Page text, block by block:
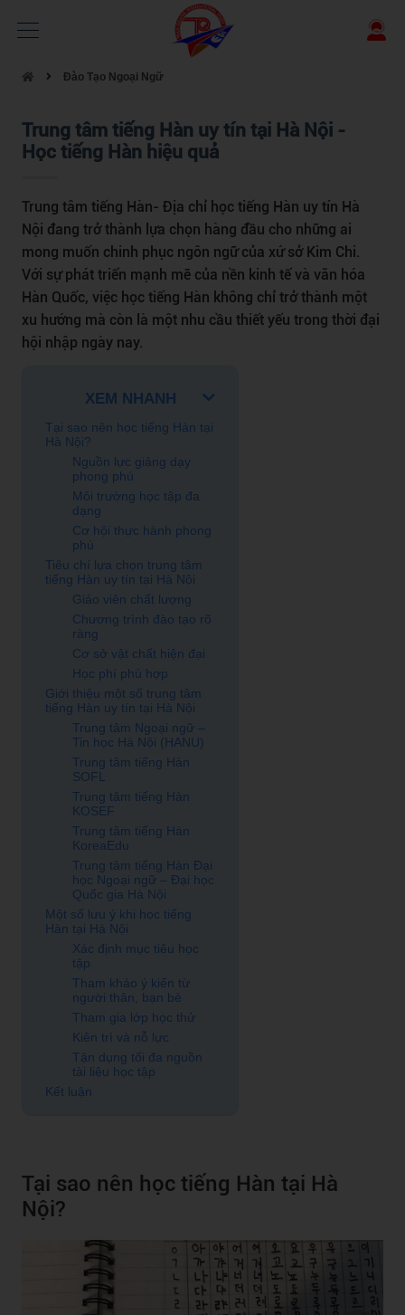
Đào Tạo Ngoại Ngữ
Trung tâm tiếng Hàn uy tín tại Hà Nội -
Học tiếng Hàn hiệu quả
Trung tâm tiếng Hàn- Địa chỉ học tiếng Hàn uy tín Hà
Nội đang trở thành lựa chọn hàng đầu cho những ai
mong muốn chinh phục ngôn ngữ của xứ sở Kim Chi.
Với sự phát triển mạnh mẽ của nền kinh tế và văn hóa
Hàn Quốc, việc học tiếng Hàn không chỉ trở thành một
xu hướng mà còn là một nhu cầu thiết yếu trong thời đại
hội nhập ngày nay.
XEM NHANH
Tại sao nên học tiếng Hàn tại
Hà Nội?
Nguồn lực giảng dạy
phong phú
Môi trường học tập đa
dạng
Cơ hội thực hành phong
phú
Tiêu chí lựa chọn trung tâm
tiếng Hàn uy tín tại Hà Nội
Giáo viên chất lượng
Chương trình đào tạo rõ
ràng
Cơ sở vật chất hiện đại
Học phí phù hợp
Giới thiệu một số trung tâm
tiếng Hàn uy tín tại Hà Nội
Trung tâm Ngoại ngữ –
Tin học Hà Nội (HANU)
Trung tâm tiếng Hàn
SOFL
Trung tâm tiếng Hàn
KOSEF
Trung tâm tiếng Hàn
KoreaEdu
Trung tâm tiếng Hàn Đại
học Ngoại ngữ – Đại học
Quốc gia Hà Nội
Một số lưu ý khi học tiếng
Hàn tại Hà Nội
Xác định mục tiêu học
tập
Tham khảo ý kiến từ
người thân, bạn bè
Tham gia lớp học thử
Kiên trì và nỗ lực
Tận dụng tối đa nguồn
tài liệu học tập
Kết luận
Tại sao nên học tiếng Hàn tại Hà
Nội?